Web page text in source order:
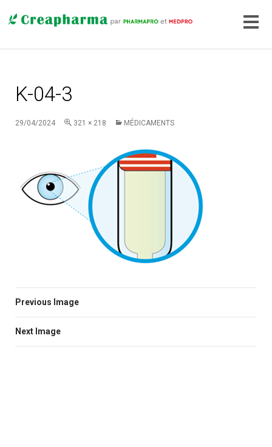
K-04-3
29/04/2024 321 × 218 MÉDICAMENTS
Previous Image
Next Image